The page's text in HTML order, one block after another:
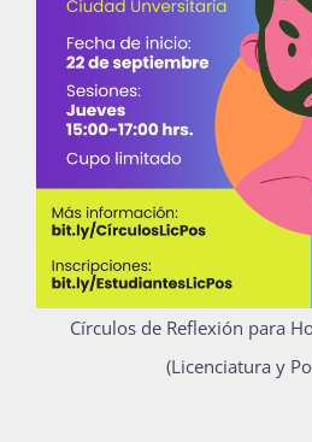
Círculos de Reflexión para
(Licenciatura y